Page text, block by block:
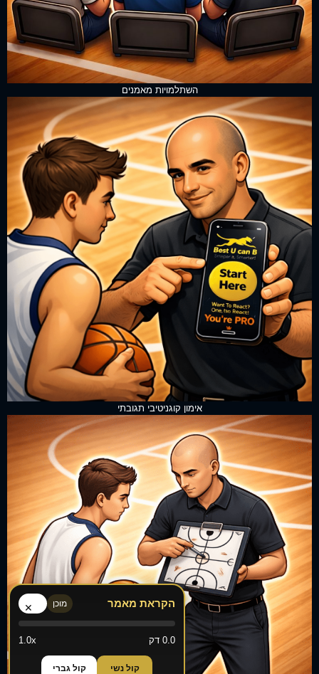
הקראת מאמר מוכן ×
0.0 דק 1.0x
קול נשי קול גברי
השתלמויות מאמנים
אימון קוגניטיבי תגובתי